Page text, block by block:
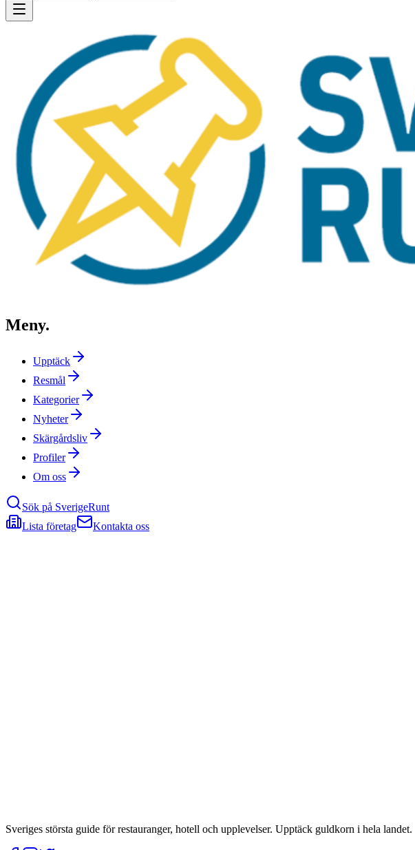
Meny.
Upptäck
Resmål
Kategorier
Nyheter
Skärgårdsliv
Profiler
Om oss
Sök på SverigeRunt
Lista företag
Kontakta oss
Sveriges största guide för restauranger, hotell och upplevelser. Upptäck guldkorn i hela landet.